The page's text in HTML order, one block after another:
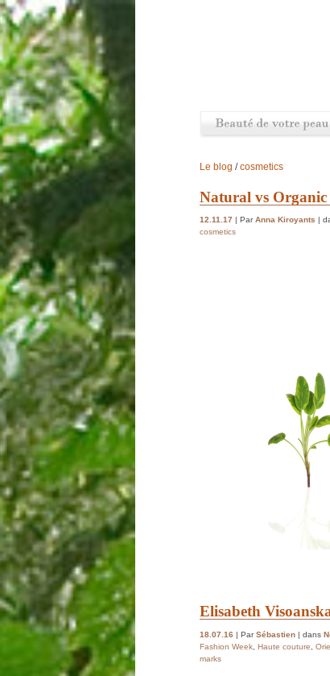
Le blog /cosmetics
Natural vs Organic
12.11.17 | ParAnna Kiroyants |
cosmetics
Elisabeth
18.07.16 | ParSébastien | dans
Fashion Week Haute couture
marks